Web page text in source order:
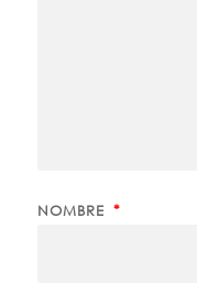
NOMBRE *